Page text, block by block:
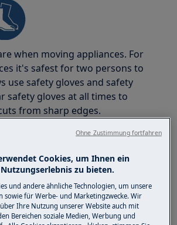
when moving appliances. For
it's safest for two persons to
use safety gloves and safety
safety gloves at all times to
from sharp edges.
VON
Cookies, um Ihnen ein
zu bieten.
und andere ähnliche Technologien, um unsere
sowie für Werbe- und Marketingzwecke. Wir
Ihre Nutzung unserer Website auch mit
Bereichen soziale Medien, Werbung und
Ohne Zustimmung fortfahren